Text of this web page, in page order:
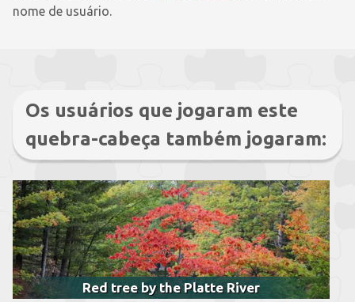
nome de usuário.
Os usuários que jogaram este
quebra-cabeça também jogaram:
Red tree by the Platte River